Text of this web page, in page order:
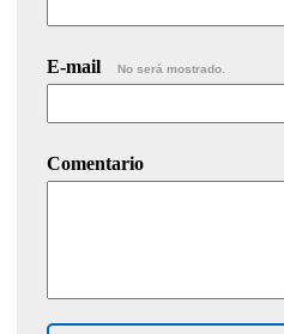
E-mail No será mostrado.
Comentario